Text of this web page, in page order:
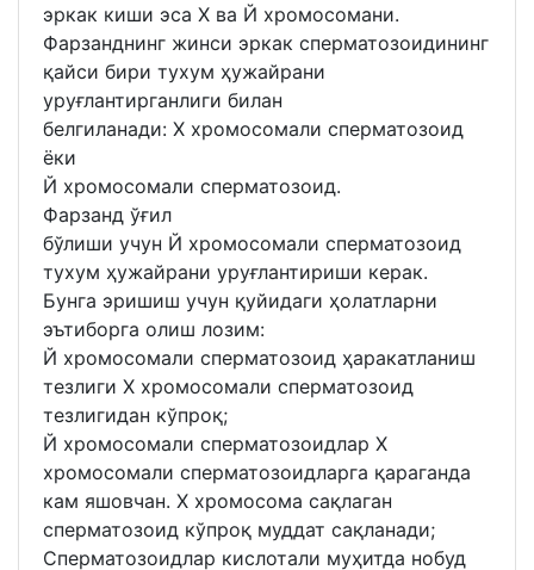
эркак киши эса Х ва Й хромосомани.
Фарзанднинг жинси эркак сперматозоидининг
қайси бири тухум ҳужайрани
уруғлантирганлиги билан
белгиланади: Х хромосомали сперматозоид
ёки
Й хромосомали сперматозоид.
Фарзанд ўғил
бўлиши учун Й хромосомали сперматозоид
тухум ҳужайрани уруғлантириши керак.
Бунга эришиш учун қуйидаги ҳолатларни
эътиборга олиш лозим:
Й хромосомали сперматозоид ҳаракатланиш
тезлиги Х хромосомали сперматозоид
тезлигидан кўпроқ;
Й хромосомали сперматозоидлар Х
хромосомали сперматозоидларга қараганда
кам яшовчан. Х хромосома сақлаган
сперматозоид кўпроқ муддат сақланади;
Сперматозоидлар кислотали муҳитда нобуд